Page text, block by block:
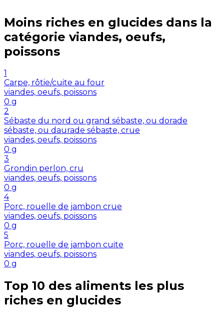
Moins riches en glucides dans la
catégorie viandes, oeufs,
poissons
1
Carpe, rôtie/cuite au four
viandes, oeufs, poissons
0 g
2
Sébaste du nord ou grand sébaste, ou dorade
sébaste, ou daurade sébaste, crue
viandes, oeufs, poissons
0 g
3
Grondin perlon, cru
viandes, oeufs, poissons
0 g
4
Porc, rouelle de jambon crue
viandes, oeufs, poissons
0 g
5
Porc, rouelle de jambon cuite
viandes, oeufs, poissons
0 g
Top 10 des aliments les plus
riches en glucides